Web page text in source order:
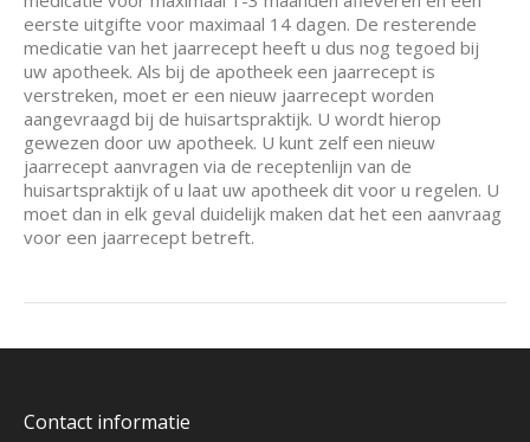
eerste uitgifte voor maximaal 14 dagen. De resterende
medicatie van het jaarrecept heeft u dus nog tegoed bij
uw apotheek. Als bij de apotheek een jaarrecept is
verstreken, moet er een nieuw jaarrecept worden
aangevraagd bij de huisartspraktijk. U wordt hierop
gewezen door uw apotheek. U kunt zelf een nieuw
jaarrecept aanvragen via de receptenlijn van de
huisartspraktijk of u laat uw apotheek dit voor u regelen. U
moet dan in elk geval duidelijk maken dat het een aanvraag
voor een jaarrecept betreft.
Contact informatie